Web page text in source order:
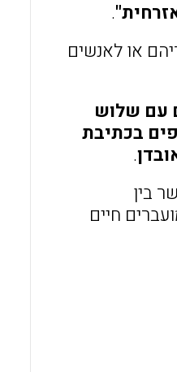
.
או לאנשים
עם שלוש
בכתיבת
.
בין
חיים